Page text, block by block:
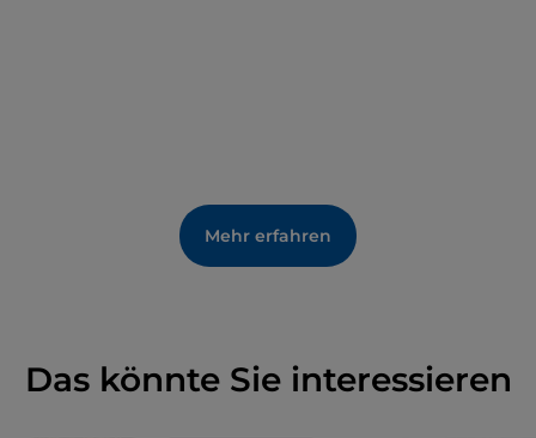
Mehr erfahren
Das könnte Sie interessieren